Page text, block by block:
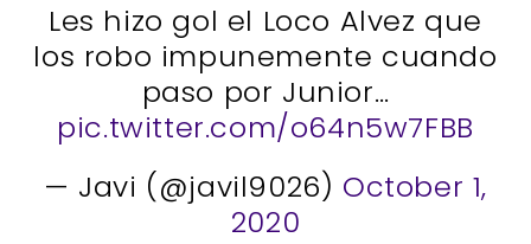
Les hizo gol el Loco Alvez que
los robo impunemente cuando
paso por Junior…
pic.twitter.com/o64n5w7FBB
— Javi (@javil9026) October 1,
2020